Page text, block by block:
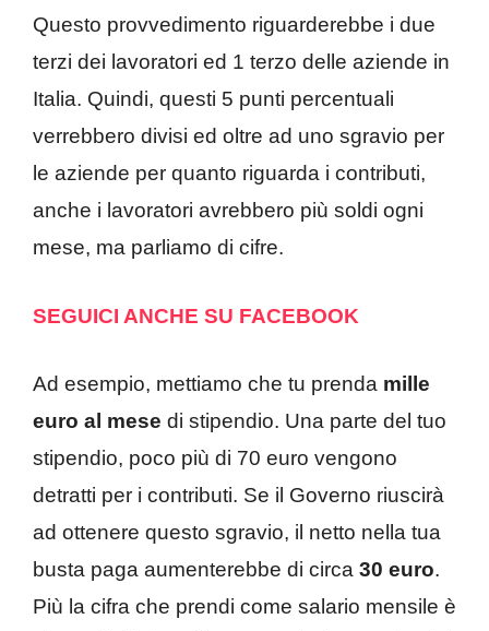
Questo provvedimento riguarderebbe i due
terzi dei lavoratori ed 1 terzo delle aziende in
Italia. Quindi, questi 5 punti percentuali
verrebbero divisi ed oltre ad uno sgravio per
le aziende per quanto riguarda i contributi,
anche i lavoratori avrebbero più soldi ogni
mese, ma parliamo di cifre.
SEGUICI ANCHE SU FACEBOOK
Ad esempio, mettiamo che tu prenda mille
euro al mese di stipendio. Una parte del tuo
stipendio, poco più di 70 euro vengono
detratti per i contributi. Se il Governo riuscirà
ad ottenere questo sgravio, il netto nella tua
busta paga aumenterebbe di circa 30 euro.
Più la cifra che prendi come salario mensile è